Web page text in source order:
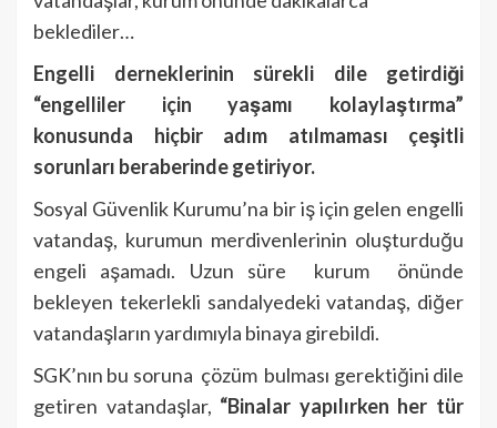
beklediler…
Engelli derneklerinin sürekli dile getirdiği
“engelliler için yaşamı kolaylaştırma”
konusunda hiçbir adım atılmaması çeşitli
sorunları beraberinde getiriyor.
Sosyal Güvenlik Kurumu’na bir iş için gelen engelli
vatandaş, kurumun merdivenlerinin oluşturduğu
engeli aşamadı. Uzun süre kurum önünde
bekleyen tekerlekli sandalyedeki vatandaş, diğer
vatandaşların yardımıyla binaya girebildi.
SGK’nın bu soruna çözüm bulması gerektiğini dile
getiren vatandaşlar, “Binalar yapılırken her tür